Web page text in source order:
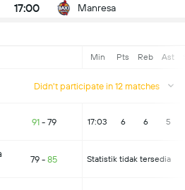
17:00 Manresa
Min Pts Reb Ast
Didn't participate in 12 matches
91- 79 17:03 6 6 5
79 - 85 Statistik tidak tersedia